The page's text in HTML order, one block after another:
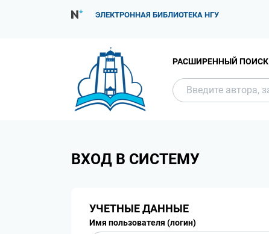
ЭЛЕКТРОННАЯ БИБЛИОТЕКА НГУ
РАСШИРЕННЫЙ ПОИСК
ВХОД В СИСТЕМУ
УЧЕТНЫЕ ДАННЫЕ
Имя пользователя (логин)